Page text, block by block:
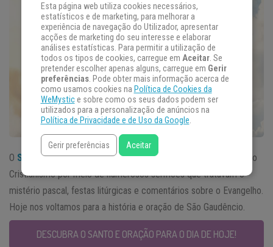
O Santo do Dia22 de outubro deixou uma imensa riqueza para o
Cristianismo por meio de numerosos sermões que tratavam o
mistério pascal, festas litúrgicas e comentários sobre o Evangelho.
Hoje nos voltamos para a história e oração de São Gaudêncio.
DESCUBRA O SANTO E ORAÇÃO PARA O DIA DE HOJE!
Esta página web utiliza cookies necessários,
estatísticos e de marketing, para melhorar a
experiência de navegação do Utilizador, apresentar
acções de marketing do seu interesse e elaborar
análises estatísticas. Para permitir a utilização de
todos os tipos de cookies, carregue em Aceitar. Se
pretender escolher apenas alguns, carregue em Gerir
preferências. Pode obter mais informação acerca de
como usamos cookies na Política de Cookies da
WeMystice sobre como os seus dados podem ser
utilizados para a personalização de anúncios na
Política de Privacidade e de Uso da Google.
Gerir preferências Aceitar